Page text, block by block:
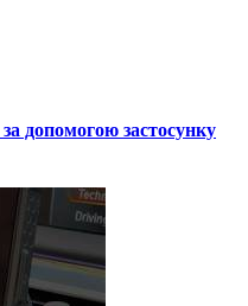
допомогою застосунку